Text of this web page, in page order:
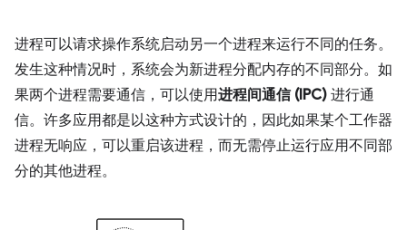
进程可以请求操作系统启动另一个进程来运行不同的任务。
发生这种情况时，系统会为新进程分配内存的不同部分。如
果两个进程需要通信，可以使用进程间通信 (IPC) 进行通
信。 许多应用都是以这种方式设计的，因此如果某个工作器
进程无响应，可以重启该进程，而无需停止运行应用不同部
分的其他进程。